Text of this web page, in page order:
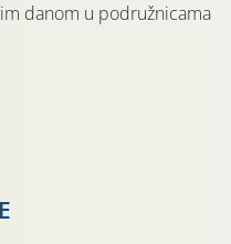
danom u podružnicama